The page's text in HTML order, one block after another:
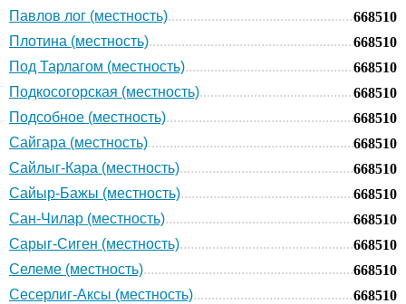
Павлов лог (местность)
668510
Плотина (местность)
668510
Под Тарлагом (местность)
668510
Подкосогорская (местность)
668510
Подсобное (местность)
668510
Сайгара (местность)
668510
Сайлыг-Кара (местность)
668510
Сайыр-Бажы (местность)
668510
Сан-Чилар (местность)
668510
Сарыг-Сиген (местность)
668510
Селеме (местность)
668510
Сесерлиг-Аксы (местность)
668510